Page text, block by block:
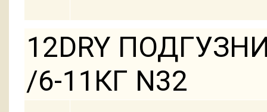
12DRY
/6-11КГ N32